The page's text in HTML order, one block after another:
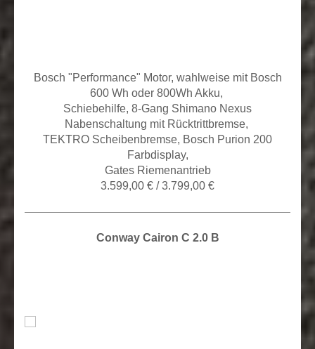
Bosch "Performance" Motor, wahlweise mit Bosch
600 Wh oder 800Wh Akku,
Schiebehilfe, 8-Gang Shimano Nexus
Nabenschaltung mit Rücktrittbremse,
TEKTRO Scheibenbremse, Bosch Purion 200
Farbdisplay,
Gates Riemenantrieb
3.599,00 € / 3.799,00 €
Conway Cairon C 2.0 B